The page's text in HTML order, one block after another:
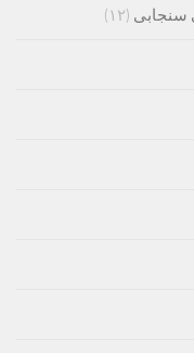
سنجابی (۱۲)